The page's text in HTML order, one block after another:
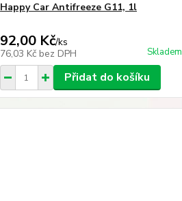
Happy Car Antifreeze G11, 1l
92,00 Kč/ks
76,03 Kč bez DPH Skladem
Přidat do košíku